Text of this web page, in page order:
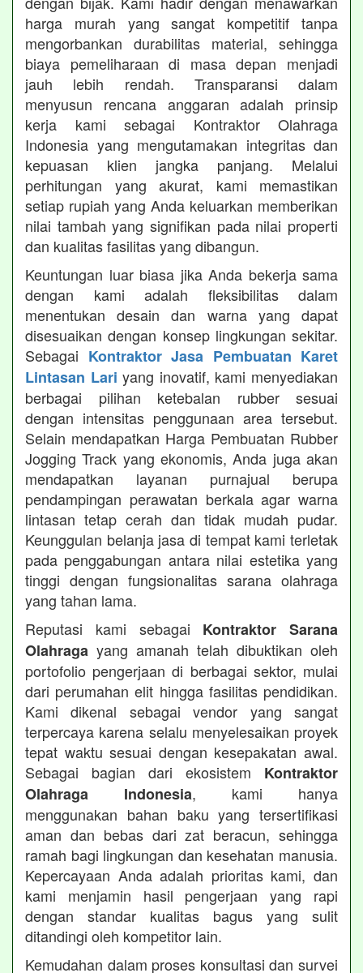
harga murah yang sangat kompetitif tanpa
mengorbankan durabilitas material, sehingga
biaya pemeliharaan di masa depan menjadi
jauh lebih rendah. Transparansi dalam
menyusun rencana anggaran adalah prinsip
kerja kami sebagai Kontraktor Olahraga
Indonesia yang mengutamakan integritas dan
kepuasan klien jangka panjang. Melalui
perhitungan yang akurat, kami memastikan
setiap rupiah yang Anda keluarkan memberikan
nilai tambah yang signifikan pada nilai properti
dan kualitas fasilitas yang dibangun.
Keuntungan luar biasa jika Anda bekerja sama
dengan kami adalah fleksibilitas dalam
menentukan desain dan warna yang dapat
disesuaikan dengan konsep lingkungan sekitar.
Sebagai Kontraktor Jasa Pembuatan Karet
Lintasan Lari yang inovatif, kami menyediakan
berbagai pilihan ketebalan rubber sesuai
dengan intensitas penggunaan area tersebut.
Selain mendapatkan Harga Pembuatan Rubber
Jogging Track yang ekonomis, Anda juga akan
mendapatkan layanan purnajual berupa
pendampingan perawatan berkala agar warna
lintasan tetap cerah dan tidak mudah pudar.
Keunggulan belanja jasa di tempat kami terletak
pada penggabungan antara nilai estetika yang
tinggi dengan fungsionalitas sarana olahraga
yang tahan lama.
Reputasi kami sebagai Kontraktor Sarana
Olahraga yang amanah telah dibuktikan oleh
portofolio pengerjaan di berbagai sektor, mulai
dari perumahan elit hingga fasilitas pendidikan.
Kami dikenal sebagai vendor yang sangat
terpercaya karena selalu menyelesaikan proyek
tepat waktu sesuai dengan kesepakatan awal.
Sebagai bagian dari ekosistem Kontraktor
Olahraga Indonesia, kami hanya
menggunakan bahan baku yang tersertifikasi
aman dan bebas dari zat beracun, sehingga
ramah bagi lingkungan dan kesehatan manusia.
Kepercayaan Anda adalah prioritas kami, dan
kami menjamin hasil pengerjaan yang rapi
dengan standar kualitas bagus yang sulit
ditandingi oleh kompetitor lain.
Kemudahan dalam proses konsultasi dan survei